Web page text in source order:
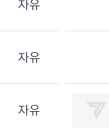
자유
자유
자유